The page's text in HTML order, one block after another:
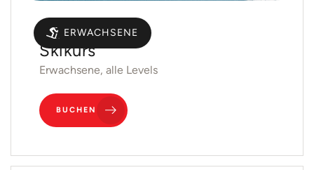
ERWACHSENE
Gruppen
Skikurs
Erwachsene, alle Levels
BUCHEN